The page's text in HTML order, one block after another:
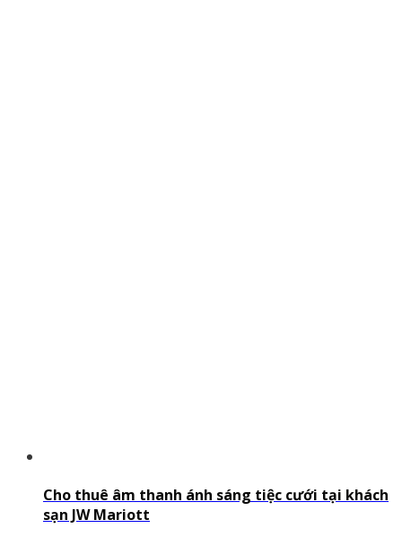
Cho thuê âm thanh ánh sáng tiệc cưới tại khách
sạn JW Mariott